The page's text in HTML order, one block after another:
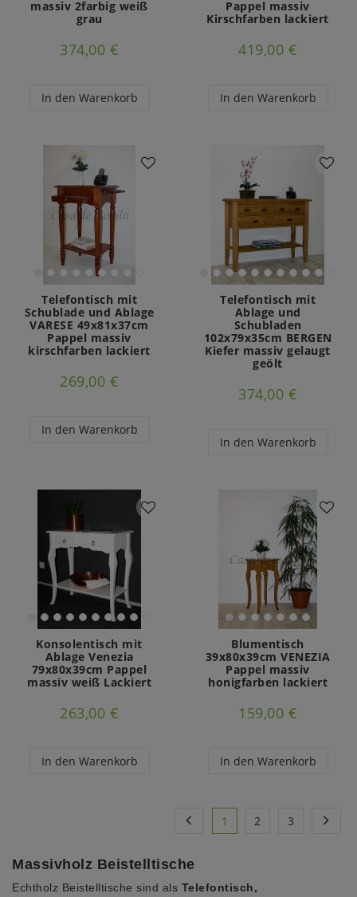
massiv 2farbig weiß
grau
374,00 €
In den Warenkorb
Pappel massiv
Kirschfarben lackiert
419,00 €
In den Warenkorb
Telefontisch mit
Schublade und Ablage
VARESE 49x81x37cm
Pappel massiv
kirschfarben lackiert
269,00 €
In den Warenkorb
Telefontisch mit
Ablage und
Schubladen
102x79x35cm BERGEN
Kiefer massiv gelaugt
geölt
374,00 €
In den Warenkorb
Konsolentisch mit
Ablage Venezia
79x80x39cm Pappel
massiv weiß Lackiert
263,00 €
In den Warenkorb
Blumentisch
39x80x39cm VENEZIA
Pappel massiv
honigfarben lackiert
159,00 €
In den Warenkorb
1 2 3
Massivholz Beistelltische
Echtholz Beistelltische sind als Telefontisch,